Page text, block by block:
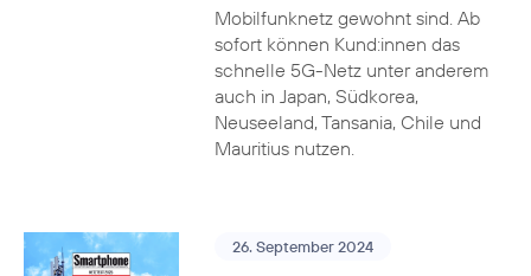
Mobilfunknetz gewohnt sind. Ab
sofort können Kund:innen das
schnelle 5G-Netz unter anderem
auch in Japan, Südkorea,
Neuseeland, Tansania, Chile und
Mauritius nutzen.
26. September 2024